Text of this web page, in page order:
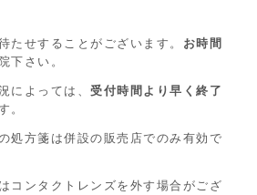
たせすることがございます。 お時間
下さい。
によっては、 受付時間より早く終了
。
処方箋は併設の販売店でのみ有効で
コンタクトレンズを外す場合がござ